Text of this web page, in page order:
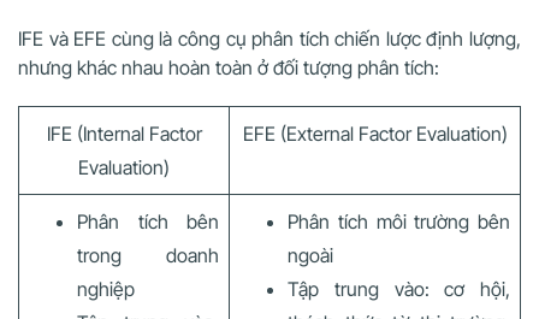
IFE và EFE cùng là công cụ phân tích chiến lược định lượng,
nhưng khác nhau hoàn toàn ở đối tượng phân tích:
IFE (Internal Factor
Evaluation)
EFE (External Factor Evaluation)
Phân tích bên
trong doanh
nghiệp
Phân tích môi trường bên
ngoài
Tập trung vào: cơ hội,